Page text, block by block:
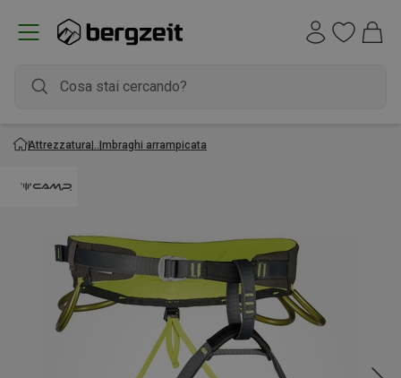
Attrezzatura Imbraghi arrampicata